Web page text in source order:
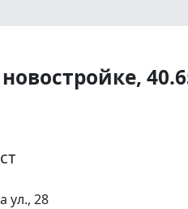
ул., 28